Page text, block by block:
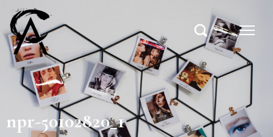
npr-50102820_1